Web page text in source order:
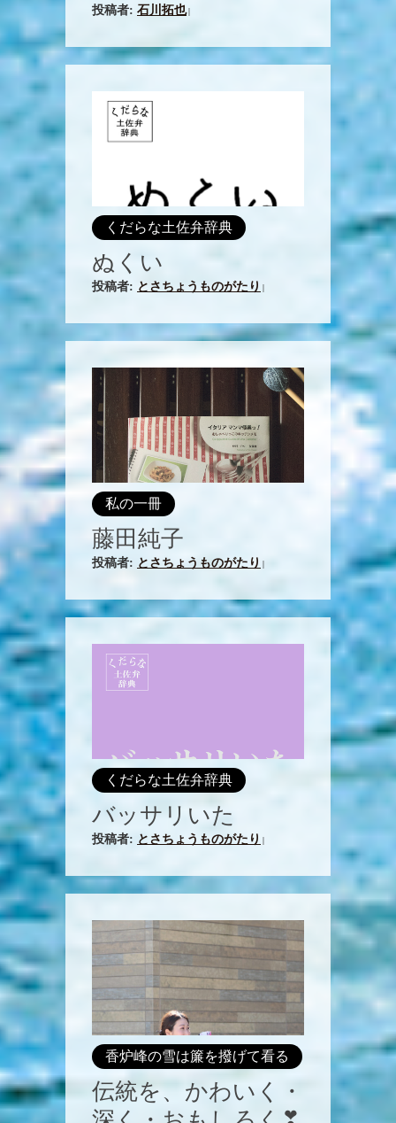
投稿者: 石川拓也|
くだらな土佐弁辞典
ぬくい
投稿者: とさちょうものがたり
私の一冊
藤田純子
投稿者: とさちょうものがたり
くだらな土佐弁辞典
バッサリいた
投稿者: とさちょうものがたり
香炉峰の雪は簾を撥げて看る
伝統を、かわいく・